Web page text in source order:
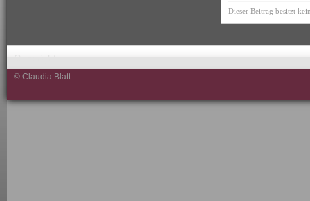
Dieser Beitrag besitzt
© Claudia Blatt